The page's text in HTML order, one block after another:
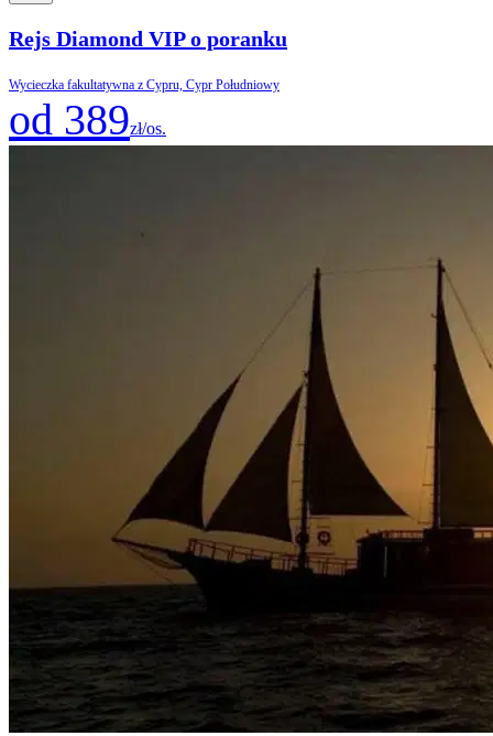
Rejs Diamond VIP o poranku
Wycieczka fakultatywna z Cypru, Cypr Południowy
od 389zł/os.